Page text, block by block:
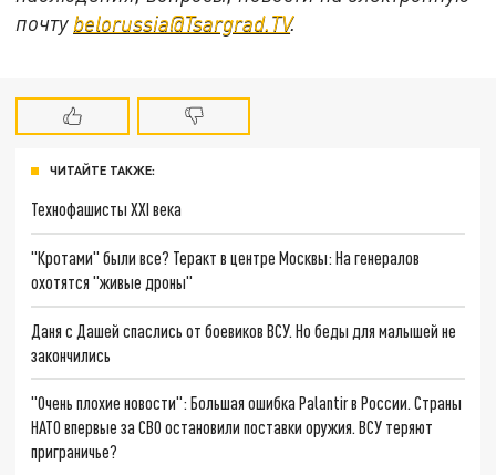
почту belorussia@Tsargrad.TV.
ЧИТАЙТЕ ТАКЖЕ:
Технофашисты XXI века
"Кротами" были все? Теракт в центре Москвы: На генералов
охотятся "живые дроны"
Даня с Дашей спаслись от боевиков ВСУ. Но беды для малышей не
закончились
"Очень плохие новости": Большая ошибка Palantir в России. Страны
НАТО впервые за СВО остановили поставки оружия. ВСУ теряют
приграничье?